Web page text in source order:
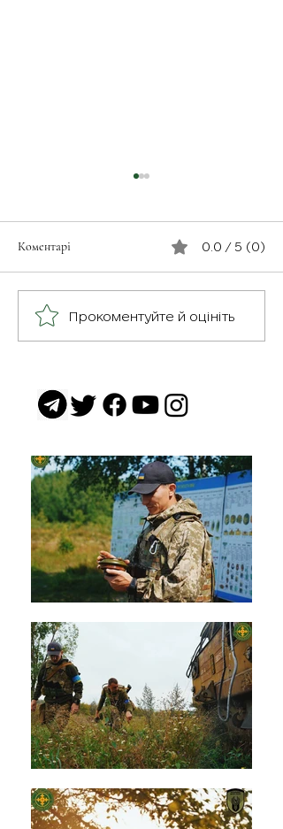
Герої серед нас: медик
Хітмен
Коментарі 0.0 / 5 (0)
Прокоментуйте й оцініть